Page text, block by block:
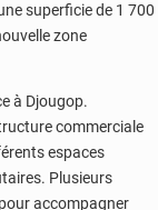
superficie de 1 700
zone
à Djougop.
commerciale
espaces
Plusieurs
accompagner